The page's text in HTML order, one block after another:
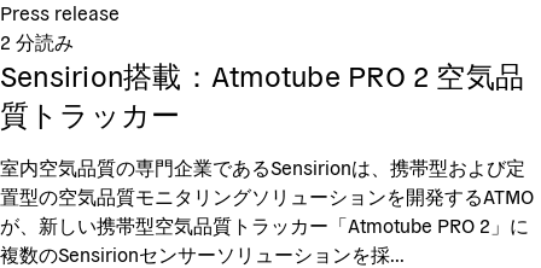
Press release
2 分読み
Sensirion搭載：Atmotube PRO 2 空気品
質トラッカー
室内空気品質の専門企業であるSensirionは、携帯型および定
置型の空気品質モニタリングソリューションを開発するATMO
が、新しい携帯型空気品質トラッカー「Atmotube PRO 2」に
複数のSensirionセンサーソリューションを採...